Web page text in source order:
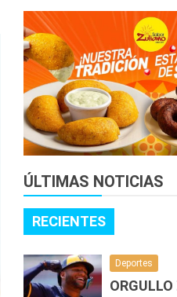
ÚLTIMAS NOTICIAS
RECIENTES
Deportes